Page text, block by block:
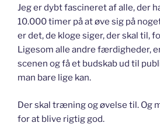
Jeg er dybt fascineret af alle, der
10.000 timer på at øve sig på
er det, de kloge siger, der skal til,
Ligesom alle andre færdigheder,
scenen og få et budskab ud til
man bare lige kan.
Der skal træning og øvelse til. Og
for at blive rigtig god.